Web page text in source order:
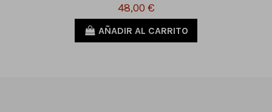
48,00 €
AÑADIR AL CARRITO